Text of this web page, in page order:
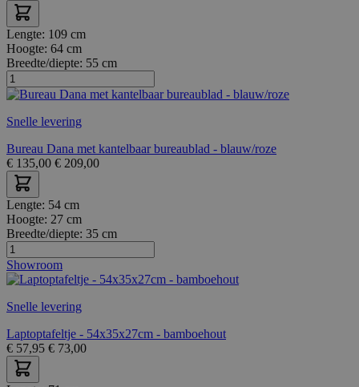
Lengte: 109 cm
Hoogte: 64 cm
Breedte/diepte: 55 cm
Snelle levering
Bureau Dana met kantelbaar bureaublad - blauw/roze
€ 135,00 € 209,00
Lengte: 54 cm
Hoogte: 27 cm
Breedte/diepte: 35 cm
Showroom
Snelle levering
Laptoptafeltje - 54x35x27cm - bamboehout
€ 57,95 € 73,00